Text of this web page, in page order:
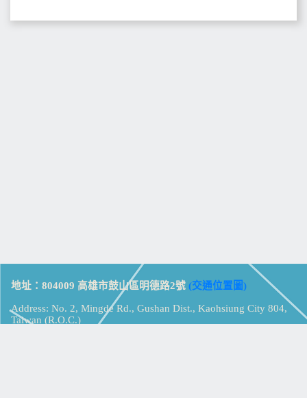
地址：804009 高雄市鼓山區明德路2號 (交通位置圖)
Address: No. 2, Mingde Rd., Gushan Dist., Kaohsiung City 804,
Taiwan (R.O.C.)